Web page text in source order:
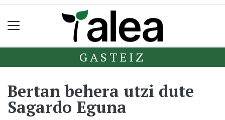
GASTEIZ
Bertan behera utzi dute
Sagardo Eguna